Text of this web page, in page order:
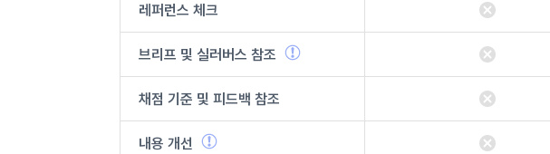
레퍼런스 체크
브리프 및 실러버스 참조
채점 기준 및 피드백 참조
내용 개선